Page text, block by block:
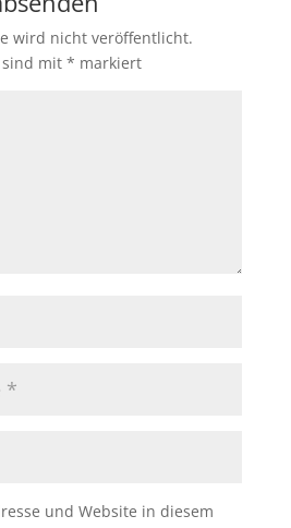
wird nicht veröffentlicht.
mit * markiert
und Website in diesem